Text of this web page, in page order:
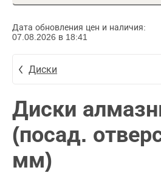
Дата обновления цен и наличия:
07.08.2026 в 18:41
Диски
Диски
(посад.
мм)